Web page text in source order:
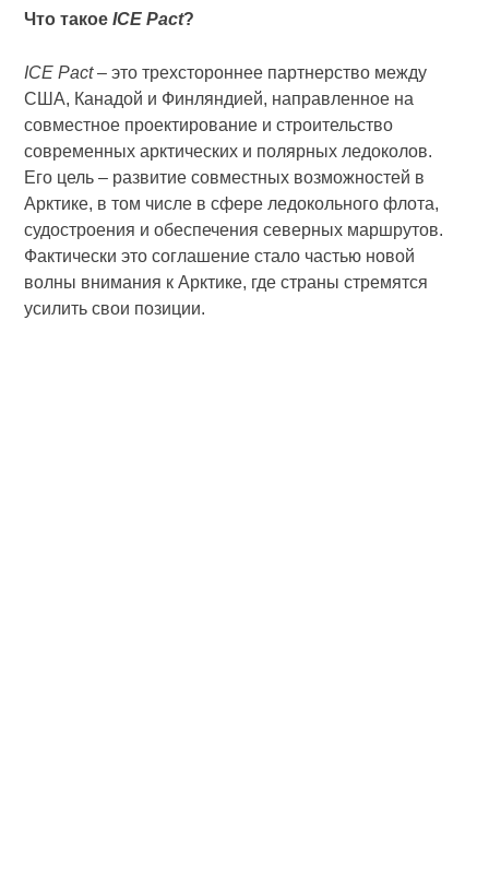
Что такоеICE Pact?
ICE Pact– это трехстороннее партнерство между
США, Канадой и Финляндией, направленное на
совместное проектирование и строительство
современных арктических и полярных ледоколов.
Его цель – развитие совместных возможностей в
Арктике, в том числе в сфере ледокольного флота,
судостроения и обеспечения северных маршрутов.
Фактически это соглашение стало частью новой
волны внимания к Арктике, где страны стремятся
усилить свои позиции.